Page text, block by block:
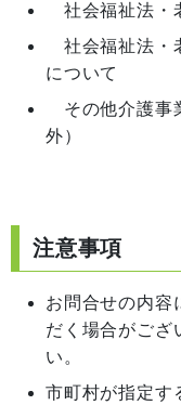
社会福祉法・
社会福祉法・
について
その他介護事
外）
注意事項
お問合せの内容
だく場合がござ
い。
市町村が指定す